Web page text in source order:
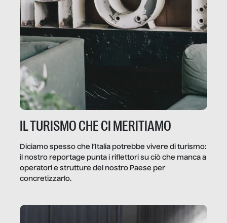
IL TURISMO CHE CI MERITIAMO
Diciamo spesso che l’Italia potrebbe vivere di turismo:
il nostro reportage punta i riflettori su ciò che manca a
operatori e strutture del nostro Paese per
concretizzarlo.